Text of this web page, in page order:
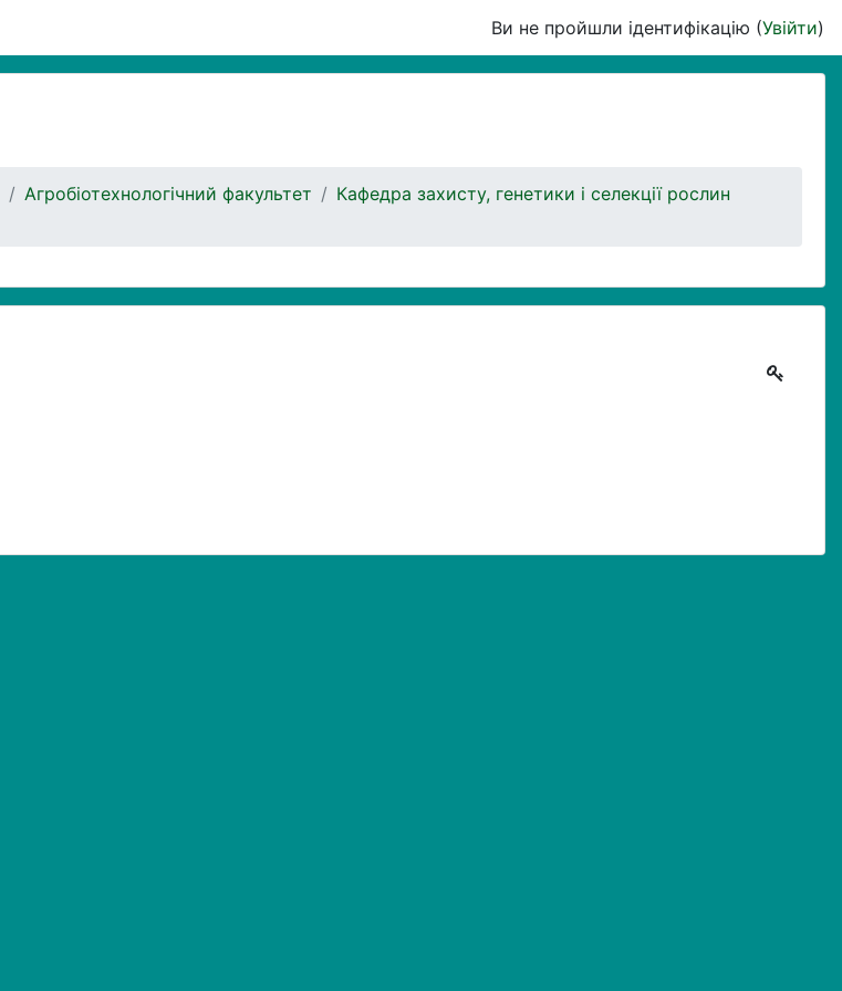
Ви не пройшли ідентифікацію (Увійти)
Агробіотехнологічний факультет
Кафедра захисту, генетики і селекції рослин